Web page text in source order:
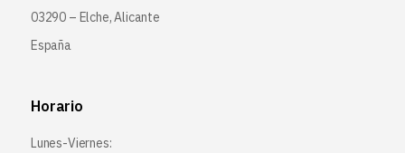
03290 – Elche, Alicante
España
Horario
Lunes-Viernes: